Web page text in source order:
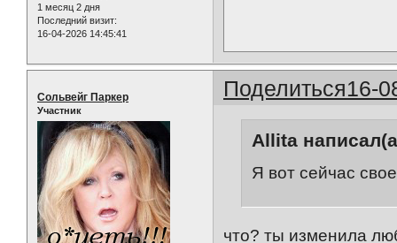
1 месяц 2 дня
Последний визит:
16-04-2026 14:45:41
Поделиться16-
Сольвейг Паркер
Участник
Allita
Я вот сейчас
что? ты изменила